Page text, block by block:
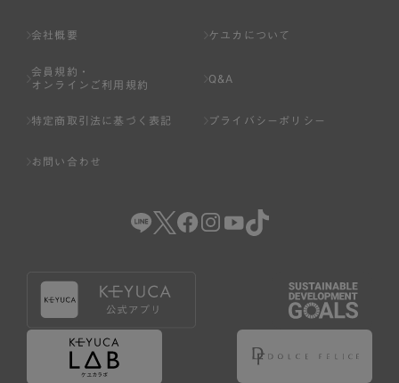
会社概要 ケユカについて
会員規約・
オンラインご利用規約
Q&A
特定商取引法に基づく表記 プライバシーポリシー
お問い合わせ